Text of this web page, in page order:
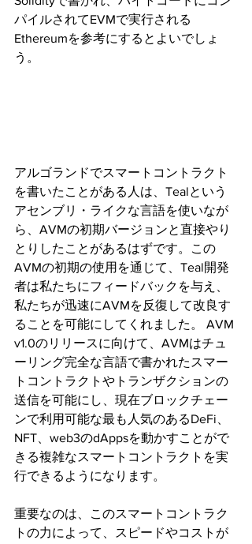
パイルされてEVMで実行される
Ethereumを参考にするとよいでしょ
う。
アルゴランドでスマートコントラクト
を書いたことがある人は、Tealという
アセンブリ・ライクな言語を使いなが
ら、AVMの初期バージョンと直接やり
とりしたことがあるはずです。この
AVMの初期の使用を通じて、Teal開発
者は私たちにフィードバックを与え、
私たちが迅速にAVMを反復して改良す
ることを可能にしてくれました。 AVM
v1.0のリリースに向けて、AVMはチュ
ーリング完全な言語で書かれたスマー
トコントラクトやトランザクションの
送信を可能にし、現在ブロックチェー
ンで利用可能な最も人気のあるDeFi、
NFT、web3のdAppsを動かすことがで
きる複雑なスマートコントラクトを実
行できるようになります。
重要なのは、このスマートコントラク
トの力によって、スピードやコストが